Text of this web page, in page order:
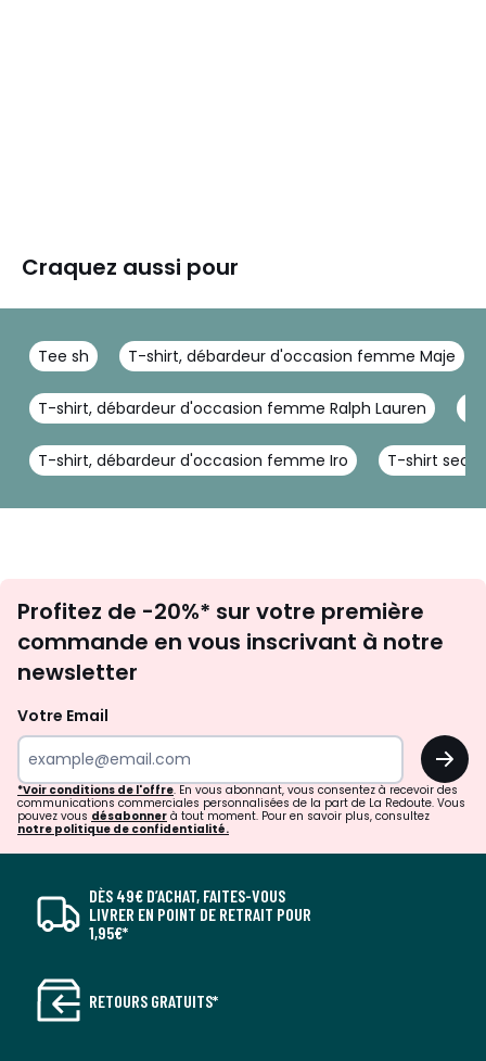
Craquez aussi pour
Tee sh T-shirt, débardeur d'occasion femme Maje
T-shirt, débardeur d'occasion femme Ralph Lauren
T-shirt, débardeur d'occasion femme Iro T-shirt
newsletter
Profitez de -20%* sur votre première
commande en vous inscrivant à notre
newsletter
Votre Email
OK
*Voir conditions de l'offre. En vous abonnant, vous consentez à recevoir des
communications commerciales personnalisées de la part de La Redoute. Vous
pouvez vous désabonner à tout moment. Pour en savoir plus, consultez
notre politique de confidentialité.
DÈS 49€ D’ACHAT, FAITES-VOUS
LIVRER EN POINT DE RETRAIT POUR
1,95€*
RETOURS GRATUITS*